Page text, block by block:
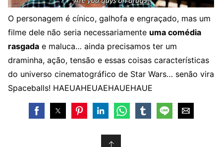
O personagem é cínico, galhofa e engraçado, mas um
filme dele não seria necessariamente uma comédia
rasgada e maluca… ainda precisamos ter um
draminha, ação, tensão e essas coisas características
do universo cinematográfico de Star Wars… senão vira
Spaceballs! HAEUAHEUAEHAUEHAUE
↑